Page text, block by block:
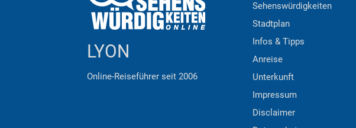
LYON
Online-Reiseführer seit 2006
Sehenswürdigkeiten
Stadtplan
Infos & Tipps
Anreise
Unterkunft
Impressum
Disclaimer